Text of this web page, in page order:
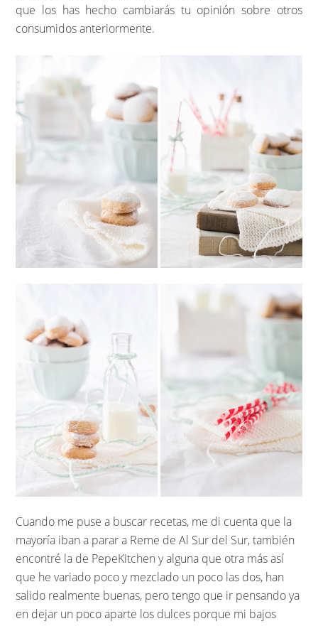
que los has hecho cambiarás tu opinión sobre otros
consumidos anteriormente.
Cuando me puse a buscar recetas, me di cuenta que la
mayoría iban a parar a Reme de Al Sur del Sur, también
encontré la de PepeKitchen y alguna que otra más así
que he variado poco y mezclado un poco las dos, han
salido realmente buenas, pero tengo que ir pensando ya
en dejar un poco aparte los dulces porque mi bajos